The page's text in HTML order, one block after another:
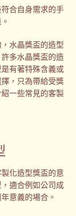
合自身需求的手
水晶獎盃的造型
多水晶獎盃的造
有著特殊含義或
，只為帶給受獎
一些常見的客製
化造型獎盃的意
適合例如公司成
意義的場合。